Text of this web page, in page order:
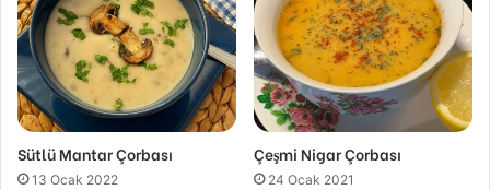
Sütlü Mantar Çorbası
13 Ocak 2022
Çeşmi Nigar Çorbası
24 Ocak 2021